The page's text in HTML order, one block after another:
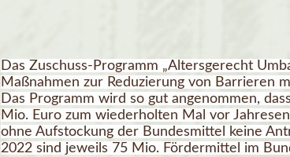
Das Zuschuss-Programm „Altersgerecht
Maßnahmen zur Reduzierung von Barrieren
Das Programm wird so gut angenommen,
Mio. Euro zum wiederholten Mal vor
ohne Aufstockung der Bundesmittel keine
2022 sind jeweils 75 Mio. Fördermittel im